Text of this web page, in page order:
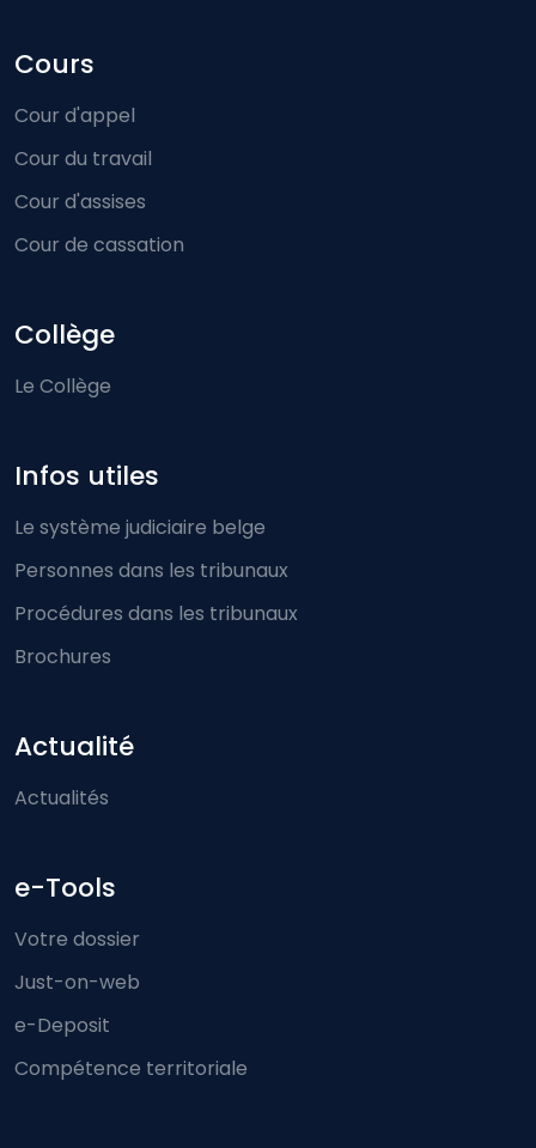
Cours
Cour d'appel
Cour du travail
Cour d'assises
Cour de cassation
Collège
Le Collège
Infos utiles
Le système judiciaire belge
Personnes dans les tribunaux
Procédures dans les tribunaux
Brochures
Actualité
Actualités
e-Tools
Votre dossier
Just-on-web
e-Deposit
Compétence territoriale